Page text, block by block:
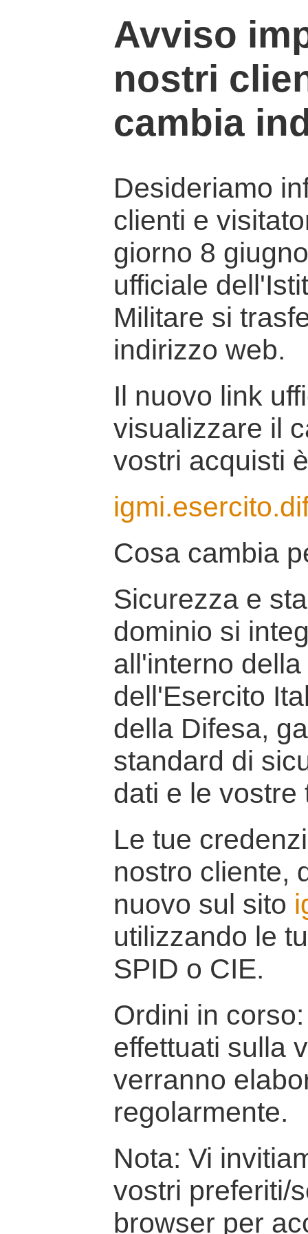
Avviso
nostri
cambia
Desideriamo
clienti e
giorno 8
ufficiale
Militare si
indirizzo web.
Il nuovo link
visualizzare il
vostri acquisti
Cosa cambia
Sicurezza e
dominio si
all'interno
dell'Esercito
della Difesa,
standard di
dati e le vostre
Le tue
nostro cliente,
nuovo sul sito
utilizzando le
SPID o CIE.
Ordini in
effettuati sulla
verranno
regolarmente.
Nota: Vi
vostri preferiti/
browser per